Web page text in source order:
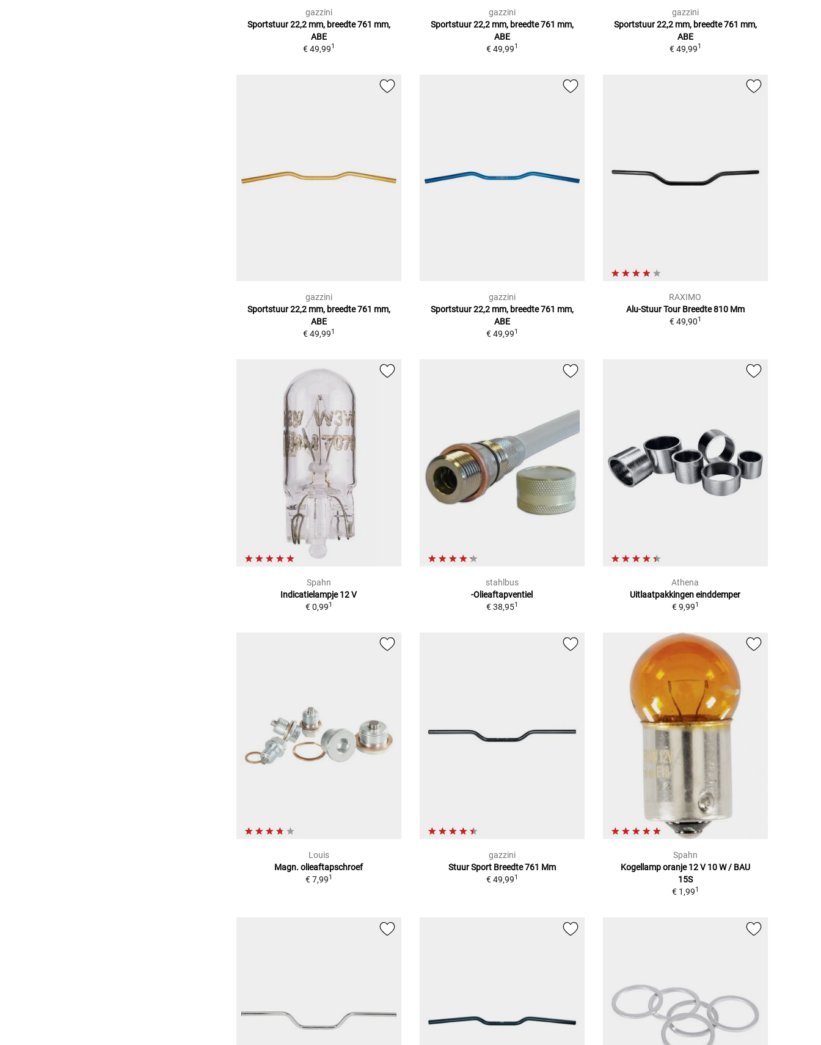
gazzini
Sportstuur 22,2 mm, breedte 761 mm,
ABE
€ 49,991
gazzini
Sportstuur 22,2 mm, breedte 761 mm,
ABE
€ 49,991
gazzini
Sportstuur 22,2 mm, breedte 761 mm,
ABE
€ 49,991
gazzini
Sportstuur 22,2 mm, breedte 761 mm,
ABE
€ 49,991
gazzini
Sportstuur 22,2 mm, breedte 761 mm,
ABE
€ 49,991
RAXIMO
Alu-Stuur Tour Breedte 810 Mm
€ 49,901
Spahn
Indicatielampje 12 V
€ 0,991
stahlbus
-Olieaftapventiel
€ 38,951
Athena
Uitlaatpakkingen einddemper
€ 9,991
Louis
Magn. olieaftapschroef
€ 7,991
gazzini
Stuur Sport Breedte 761 Mm
€ 49,991
Spahn
Kogellamp oranje 12 V 10 W / BAU
15S
€ 1,991